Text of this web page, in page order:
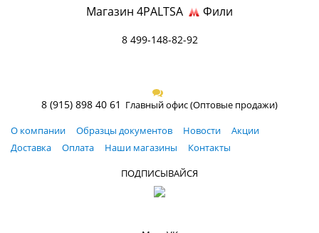
Магазин 4PALTSA Фили
8 499-148-82-92
8 (915) 898 40 61 Главный офис (Оптовые продажи)
О компании
Образцы документов Новости
Акции
Доставка
Оплата Наши магазины
Контакты
ПОДПИСЫВАЙСЯ